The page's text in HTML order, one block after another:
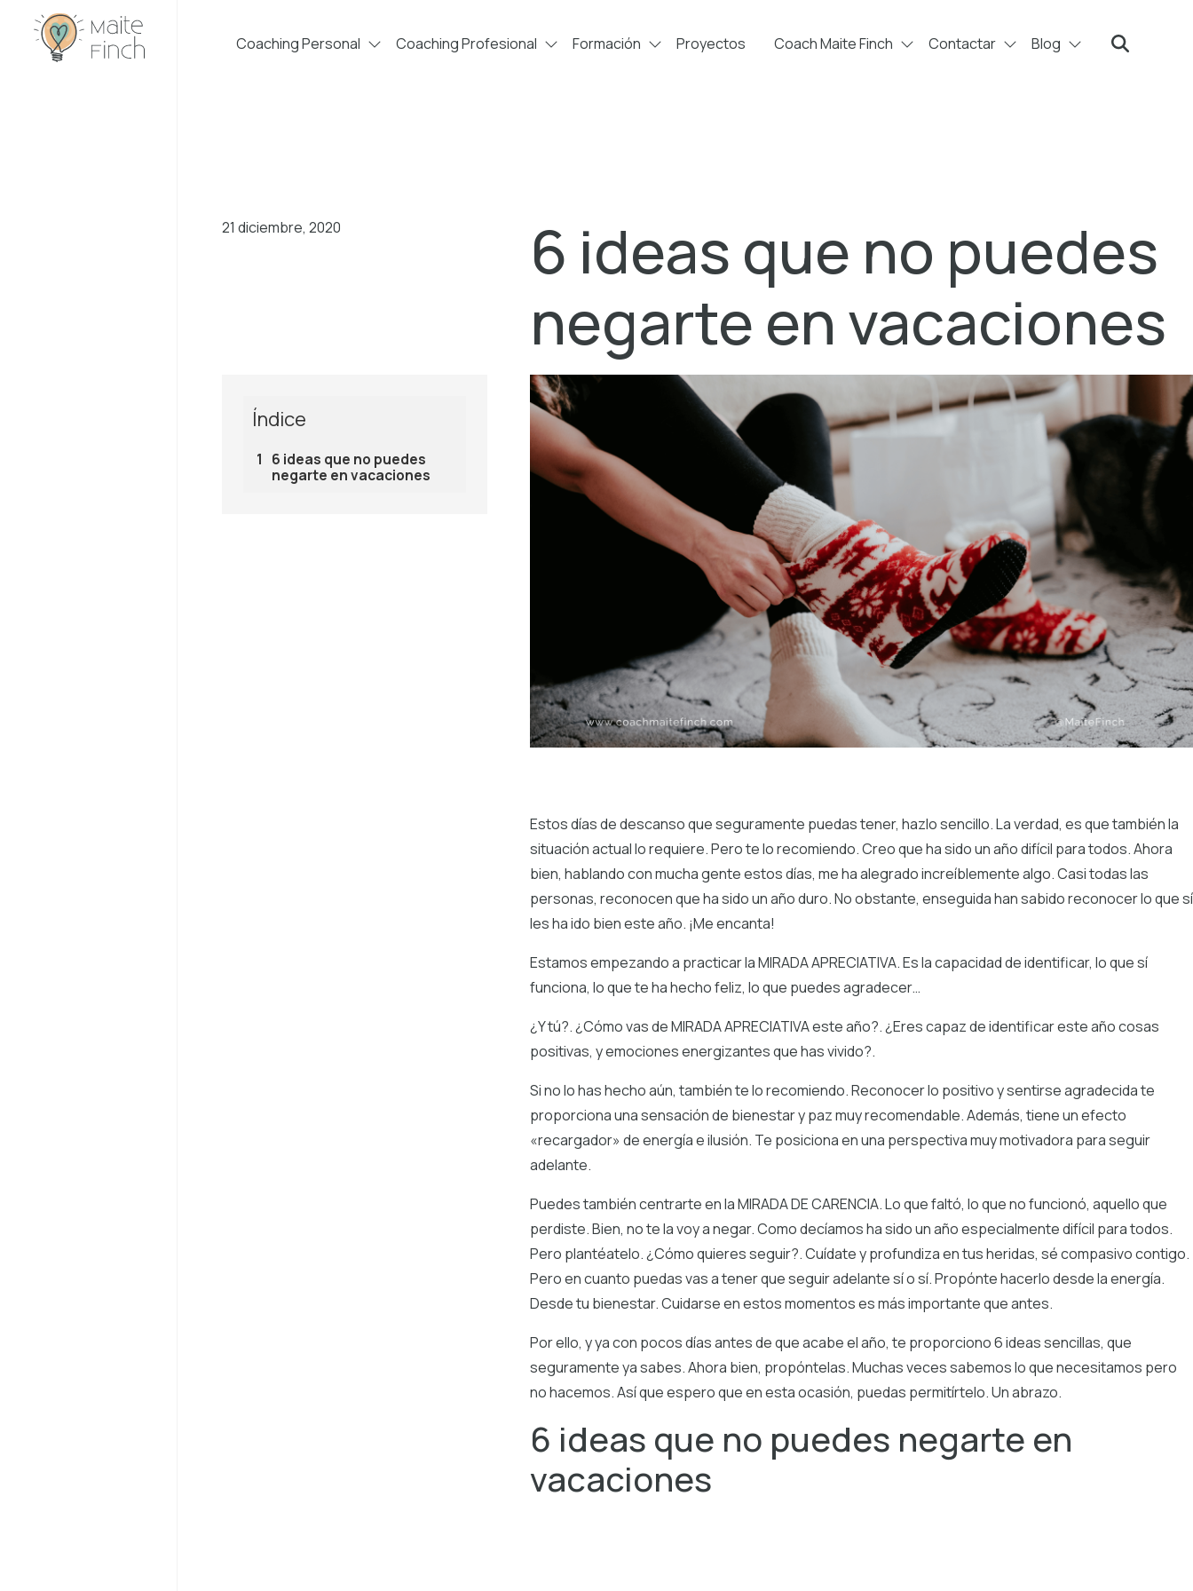
Coaching Personal Coaching Profesional Formación Proyectos Coach Maite Finch Contactar Blog
Search
21 diciembre, 2020
6 ideas que no puedes
negarte en vacaciones
Índice
6 ideas que no puedes
negarte en vacaciones
Estos días de descanso que seguramente puedas tener, hazlo sencillo. La verdad, es que también la
situación actual lo requiere. Pero te lo recomiendo. Creo que ha sido un año difícil para todos. Ahora
bien, hablando con mucha gente estos días, me ha alegrado increíblemente algo. Casi todas las
personas, reconocen que ha sido un año duro. No obstante, enseguida han sabido reconocer lo que sí
les ha ido bien este año. ¡Me encanta!
Estamos empezando a practicar la MIRADA APRECIATIVA. Es la capacidad de identificar, lo que sí
funciona, lo que te ha hecho feliz, lo que puedes agradecer…
¿Y tú?. ¿Cómo vas de MIRADA APRECIATIVA este año?. ¿Eres capaz de identificar este año cosas
positivas, y emociones energizantes que has vivido?.
Si no lo has hecho aún, también te lo recomiendo. Reconocer lo positivo y sentirse agradecida te
proporciona una sensación de bienestar y paz muy recomendable. Además, tiene un efecto
«recargador» de energía e ilusión. Te posiciona en una perspectiva muy motivadora para seguir
adelante.
Puedes también centrarte en la MIRADA DE CARENCIA. Lo que faltó, lo que no funcionó, aquello que
perdiste. Bien, no te la voy a negar. Como decíamos ha sido un año especialmente difícil para todos.
Pero plantéatelo. ¿Cómo quieres seguir?. Cuídate y profundiza en tus heridas, sé compasivo contigo.
Pero en cuanto puedas vas a tener que seguir adelante sí o sí. Propónte hacerlo desde la energía.
Desde tu bienestar. Cuidarse en estos momentos es más importante que antes.
Por ello, y ya con pocos días antes de que acabe el año, te proporciono 6 ideas sencillas, que
seguramente ya sabes. Ahora bien, propóntelas. Muchas veces sabemos lo que necesitamos pero
no hacemos. Así que espero que en esta ocasión, puedas permitírtelo. Un abrazo.
6 ideas que no puedes negarte en
vacaciones